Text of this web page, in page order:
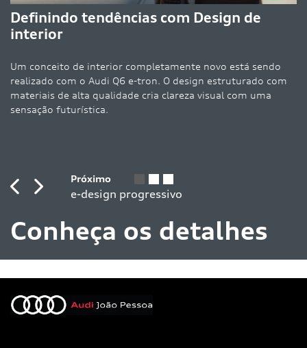
Conheça os detalhes
Definindo tendências com Design de
interior
Um conceito de interior completamente novo está sendo
realizado com o Audi Q6 e-tron. O design estruturado com
materiais de alta qualidade cria clareza visual com uma
sensação futurística.
PreviousNext